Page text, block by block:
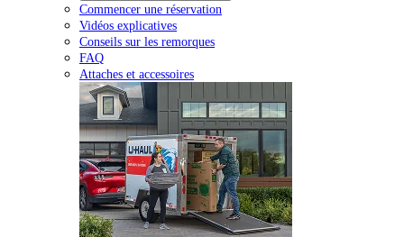
Commencer une réservation
Vidéos explicatives
Conseils sur les remorques
FAQ
Attaches et accessoires